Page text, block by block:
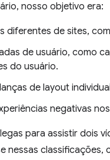
nosso objetivo era:
diferentes de sites,
de usuário, como
do usuário.
de layout
negativas
para assistir dois
nessas classificações,